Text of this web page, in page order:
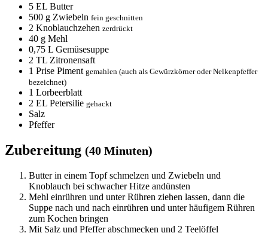
5 EL Butter
500 g Zwiebeln fein geschnitten
2 Knoblauchzehen zerdrückt
40 g Mehl
0,75 L Gemüsesuppe
2 TL Zitronensaft
1 Prise Piment gemahlen (auch als Gewürzkörner oder Nelkenpfeffer
bezeichnet)
1 Lorbeerblatt
2 EL Petersilie gehackt
Salz
Pfeffer
Zubereitung (40 Minuten)
Butter in einem Topf schmelzen und Zwiebeln und
Knoblauch bei schwacher Hitze andünsten
Mehl einrühren und unter Rühren ziehen lassen, dann die
Suppe nach und nach einrühren und unter häufigem Rühren
zum Kochen bringen
Mit Salz und Pfeffer abschmecken und 2 Teelöffel